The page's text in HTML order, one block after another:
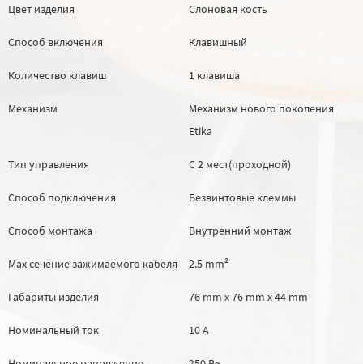
Цвет изделия Слоновая кость
Способ включения Клавишный
Количество клавиш 1 клавиша
Механизм
Механизм нового поколения
Etika
Тип управления С 2 мест(проходной)
Способ подключения Безвинтовые клеммы
Способ монтажа Внутренний монтаж
Max сечение зажимаемого кабеля 2.5 mm²
Габариты изделия 76 mm х 76 mm х 44 mm
Номинальный ток 10 А